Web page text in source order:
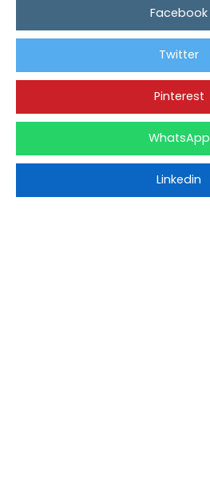
Facebook
Twitter
Pinterest
WhatsApp
Linkedin